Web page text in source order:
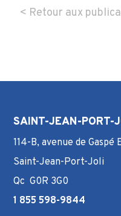
< Retour aux
SAINT-JEAN-PORT-
114-B, avenue de Gaspé
Saint-Jean-Port-Joli
Qc G0R 3G0
1 855 598-9844